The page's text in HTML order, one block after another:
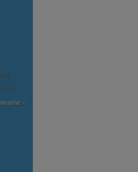
(40)
-